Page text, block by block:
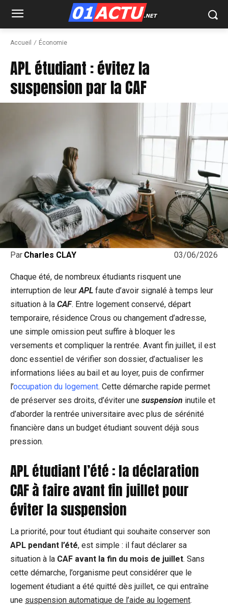
Accueil Économie
APL étudiant : évitez la
suspension par la CAF
03/06/2026
Par Charles CLAY
Chaque été, de nombreux étudiants risquent une
interruption de leurAPL faute d’avoir signalé à temps leur
situation à la CAF. Entre logement conservé, départ
temporaire, résidence Crous ou changement d’adresse,
une simple omission peut suffire à bloquer les
versements et compliquer la rentrée. Avant fin juillet, il est
donc essentiel de vérifier son dossier, d’actualiser les
informations liées au bail et au loyer, puis de confirmer
l’occupation du logement. Cette démarche rapide permet
de préserver ses droits, d’éviter une suspension inutile et
d’aborder la rentrée universitaire avec plus de sérénité
financière dans un budget étudiant souvent déjà sous
pression.
APL étudiant l’été : la déclaration
CAF à faire avant fin juillet pour
éviter la suspension
La priorité, pour tout étudiant qui souhaite conserver son
APL pendant l’été, est simple : il faut déclarer sa
situation à la CAF avant la fin du mois de juillet. Sans
cette démarche, l’organisme peut considérer que le
logement étudiant a été quitté dès juillet, ce qui entraîne
une suspension automatique de l’aide au logement.